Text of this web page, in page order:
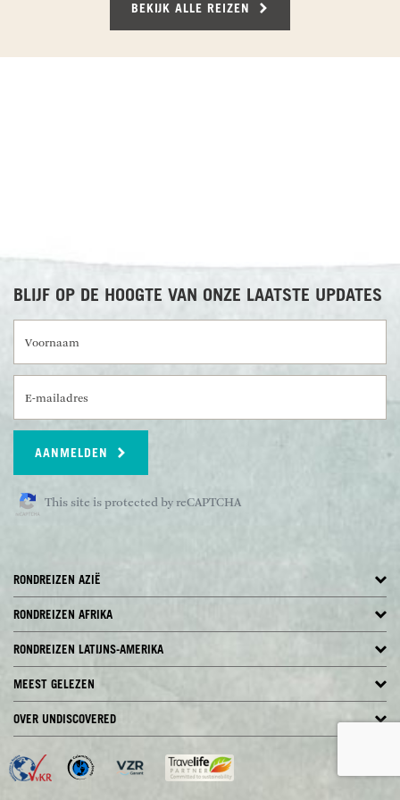
opgehaald bij de accommodatie en naar de
luchthaven van Praslin gebracht. Hier vlieg je,
Park. Te voet kun je het park verkennen, er zijn
maken. Verken het park en ontdek je diverse
planten- en diersoorten, waarvan sommigen nog
maar zeer zeldzaam voorkomen en uniek zijn in
uitzicht op bergen, ravijnen en de Alexandra
watervallen. Kortom, een heerlijke plek om de
prachtige natuur van het eiland te ontdekken.
Vandaag word je vanuit je accomomdatie nabij
dagen zijn ter vrije besteding om te genieten van
zon, zee en strand en heerlijk te ontspannen.
bekend staat om de mooie zandstranden en
helderblauw water.
Maaltijden inbegrepen: Ontbijt en diner
MAURITIUS
Dagen ter vrije besteding op Mauritius.
Maaltijden inbegrepen: Ontbijt en diner
BEKIJK ALLE REIZEN
BLIJF OP DE HOOGTE VAN ONZE LAATSTE UPDATES
AANMELDEN
This site is protected by reCAPTCHA
RONDREIZEN AZIË
RONDREIZEN AFRIKA
RONDREIZEN LATIJNS-AMERIKA
MEEST GELEZEN
OVER UNDISCOVERED